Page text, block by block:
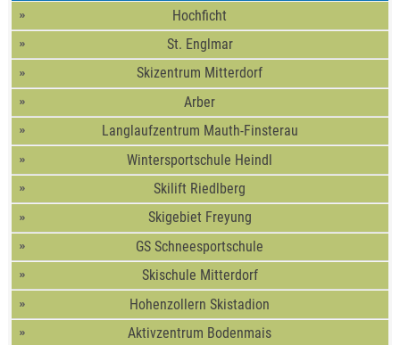
Hochficht
St. Englmar
Skizentrum Mitterdorf
Arber
Langlaufzentrum Mauth-Finsterau
Wintersportschule Heindl
Skilift Riedlberg
Skigebiet Freyung
GS Schneesportschule
Skischule Mitterdorf
Hohenzollern Skistadion
Aktivzentrum Bodenmais